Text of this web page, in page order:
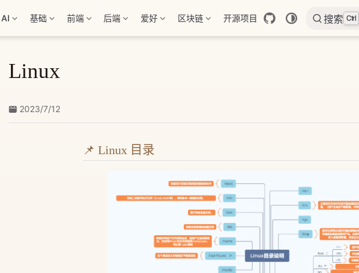
AI 基础 前端 后端 爱好 区块链 开源项目 搜索 Ctrl
Linux
2023/7/12
📌 Linux 目录